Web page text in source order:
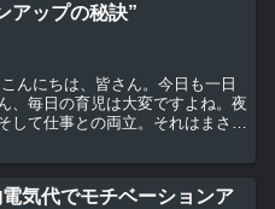
アップの秘訣”
んにちは、皆さん。今日も一日
、毎日の育児は大変ですよね。夜
て仕事との両立。それはまさに
電気代でモチベーションア